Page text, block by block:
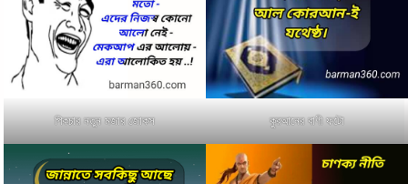
পিকচার নতুন মজার জোকস কুরআনের বাণী ফটো